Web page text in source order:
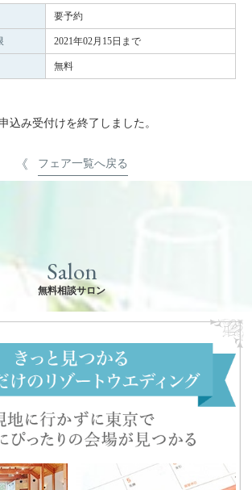
要予約
2021年02月15日まで
無料
込み受付けを終了しました。
フェア一覧へ戻る
Salon
無料相談サロン